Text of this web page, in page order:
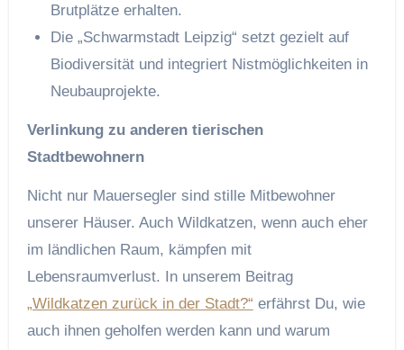
Brutplätze erhalten.
Die „Schwarmstadt Leipzig“ setzt gezielt auf
Biodiversität und integriert Nistmöglichkeiten in
Neubauprojekte.
Verlinkung zu anderen tierischen
Stadtbewohnern
Nicht nur Mauersegler sind stille Mitbewohner
unserer Häuser. Auch Wildkatzen, wenn auch eher
im ländlichen Raum, kämpfen mit
Lebensraumverlust. In unserem Beitrag
„Wildkatzen zurück in der Stadt?“ erfährst Du, wie
auch ihnen geholfen werden kann und warum